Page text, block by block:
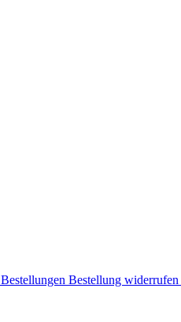
Bestellungen Bestellung widerrufen